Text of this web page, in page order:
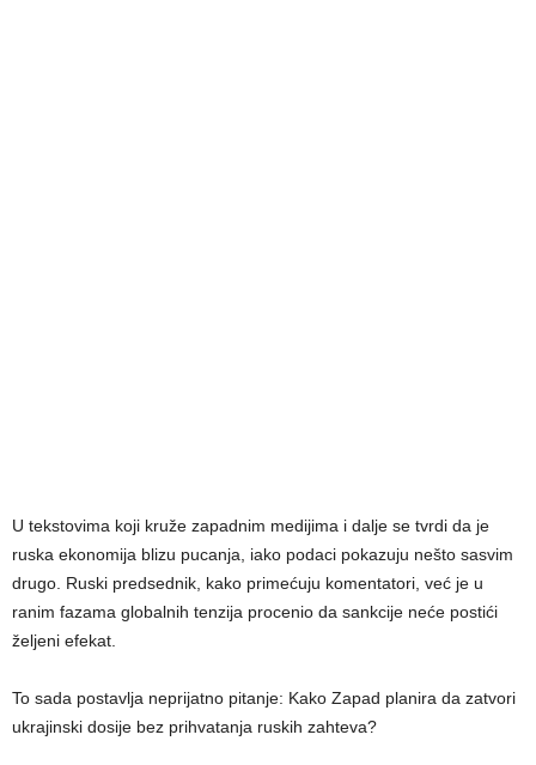
U tekstovima koji kruže zapadnim medijima i dalje se tvrdi da je
ruska ekonomija blizu pucanja, iako podaci pokazuju nešto sasvim
drugo. Ruski predsednik, kako primećuju komentatori, već je u
ranim fazama globalnih tenzija procenio da sankcije neće postići
željeni efekat.
To sada postavlja neprijatno pitanje: Kako Zapad planira da zatvori
ukrajinski dosije bez prihvatanja ruskih zahteva?